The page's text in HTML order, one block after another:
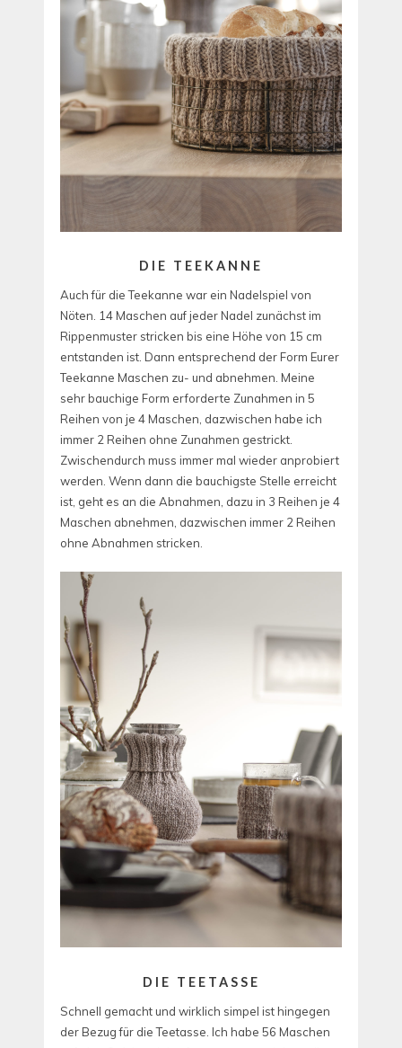
DIE TEEKANNE
Auch für die Teekanne war ein Nadelspiel von
Nöten. 14 Maschen auf jeder Nadel zunächst im
Rippenmuster stricken bis eine Höhe von 15 cm
entstanden ist. Dann entsprechend der Form Eurer
Teekanne Maschen zu- und abnehmen. Meine
sehr bauchige Form erforderte Zunahmen in 5
Reihen von je 4 Maschen, dazwischen habe ich
immer 2 Reihen ohne Zunahmen gestrickt.
Zwischendurch muss immer mal wieder anprobiert
werden. Wenn dann die bauchigste Stelle erreicht
ist, geht es an die Abnahmen, dazu in 3 Reihen je 4
Maschen abnehmen, dazwischen immer 2 Reihen
ohne Abnahmen stricken.
DIE TEETASSE
Schnell gemacht und wirklich simpel ist hingegen
der Bezug für die Teetasse. Ich habe 56 Maschen